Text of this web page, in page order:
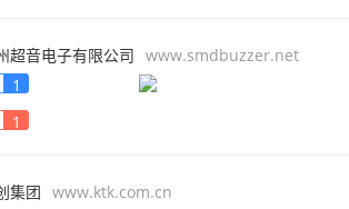
超音电子有限公司 www.smdbuzzer.net
1
1
集团 www.ktk.com.cn